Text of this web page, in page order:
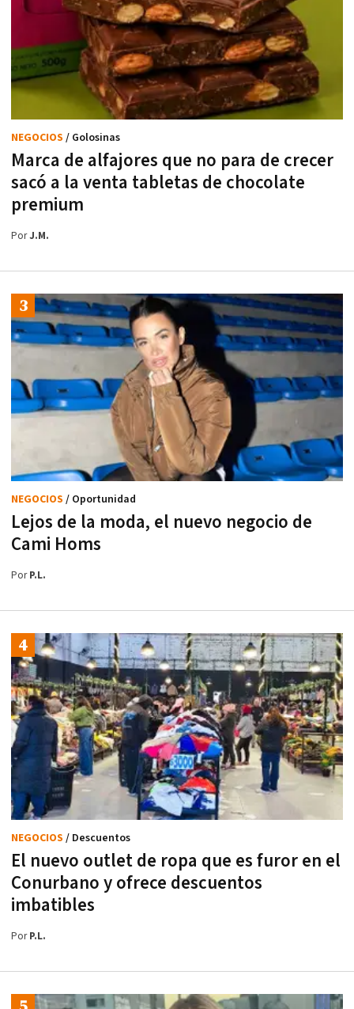
Marca de alfajores que no para de crecer
sacó a la venta tabletas de chocolate
premium
NEGOCIOS / Golosinas
PorJ.M.
Lejos de la moda, el nuevo negocio de
Cami Homs
NEGOCIOS / Oportunidad
PorP.L.
El nuevo outlet de ropa que es furor en el
Conurbano y ofrece descuentos
imbatibles
NEGOCIOS / Descuentos
PorP.L.